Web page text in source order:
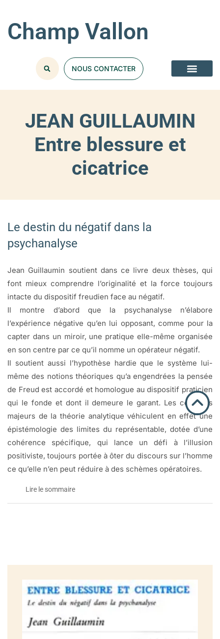
Champ Vallon
NOUS CONTACTER
JEAN GUILLAUMIN
Entre blessure et
cicatrice
Le destin du négatif dans la
psychanalyse
Jean Guillaumin soutient dans ce livre deux thèses, qui
font mieux comprendre l’originalité et la force toujours
intacte du dispositif freudien face au négatif.
Il montre d’abord que la psychanalyse n’élabore
l’expérience négative qu’en lui opposant, comme pour la
capter dans un miroir, une pratique elle-même organisée
en son centre par ce qu’il nomme un opérateur négatif.
Il soutient aussi l’hypothèse hardie que le système lui-
même des notions théoriques qu’a engendrées la pensée
de Freud est accordé et homologue au dispositif praticien
qui le fonde et dont il demeure le garant. Les concepts
majeurs de la théorie analytique véhiculent en effet une
épistémologie des limites du représentable, dotée d’une
cohérence spécifique, qui lance un défi à l’illusion
positiviste, toujours portée à ôter du discours sur l’homme
ce qu’elle n’en peut réduire à des schèmes opératoires.
Lire le sommaire
Chapitre I
La pensée du négatif au fondement de la psychanalyse:
Chapitre Il